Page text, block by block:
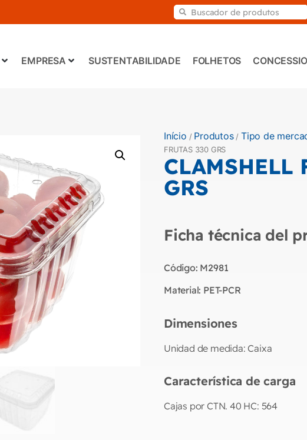
EMPRESA SUSTENTABILIDADE FOLHETOS
Início / Produtos/Tipo de
FRUTAS 330 GRS
CLAMSHELL
GRS
Ficha técnica del
Código: M2981
Material: PET-PCR
Dimensiones
Unidad de medida:Caixa
Característica de carga
Cajas por CTN. 40 HC: 564